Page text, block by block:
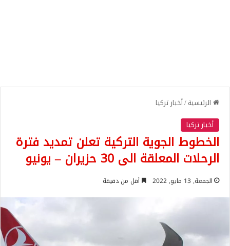
الرئيسية/أخبار تركيا
أخبار تركيا
الخطوط الجوية التركية تعلن تمديد فترة
الرحلات المعلقة الى 30 حزيران – يونيو
الجمعة, 13 مايو, 2022 أقل من دقيقة